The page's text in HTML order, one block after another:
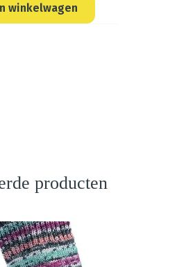
winkelwagen
producten